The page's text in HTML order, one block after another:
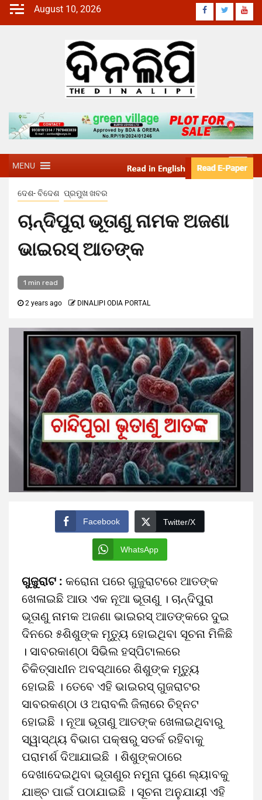
August 10, 2026
MENU
ଦେଶ- ବିଦେଶ ପ୍ରମୁଖ ଖବର
ଚାନ୍ଦିପୁରା ଭୂତାଣୁ ନାମକ ଅଜଣା
ଭାଇରସ୍‍ ଆତଙ୍କ
1 min read
2 years ago DINALIPI ODIA PORTAL
Facebook Twitter/X
WhatsApp
ଗୁଜୁରାଟ : କରୋନା ପରେ ଗୁଜୁରାଟରେ ଆତଙ୍କ
ଖେଳାଇଛି ଆଉ ଏକ ନୂଆ ଭୂତାଣୁ । ଚାନ୍ଦିପୁରା
ଭୂତାଣୁ ନାମକ ଅଜଣା ଭାଇରସ୍‍ ଆତଙ୍କରେ ଦୁଇ
ଦିନରେ ୫ଶିଶୁଙ୍କ ମୃତ୍ୟୁ ହୋଇଥିବା ସୂଚନା ମିଳିଛି
। ସାବରକାଣ୍ଠା ସିଭିଲ ହସ୍ପିଟାଲରେ
ଚିକିତ୍ସାଧୀନ ଅବସ୍ଥାରେ ଶିଶୁଙ୍କ ମୃତ୍ୟୁ
ହୋଇଛି । ତେବେ ଏହି ଭାଇରସ୍‍ ଗୁଜରାଟର
ସାବରକଣ୍ଠା ଓ ଅରାବଲି ଜିଲାରେ ଚିହ୍ନଟ
ହୋଇଛି । ନୂଆ ଭୂତାଣୁ ଆତଙ୍କ ଖେଳାଇଥିବାରୁ
ସ୍ୱାସ୍ଥ୍ୟ ବିଭାଗ ପକ୍ଷରୁ ସତର୍କ ରହିବାକୁ
ପରାମର୍ଶ ଦିଆଯାଇଛି । ଶିଶୁଙ୍କଠାରେ
ଦେଖାଦେଇଥିବା ଭୂତାଣୁର ନମୁନା ପୁଣେ ଲ୍ୟାବକୁ
ଯାଞ୍ଚ ପାଇଁ ପଠାଯାଇଛି । ସୂଚନା ଅନୁଯାୟୀ ଏହି